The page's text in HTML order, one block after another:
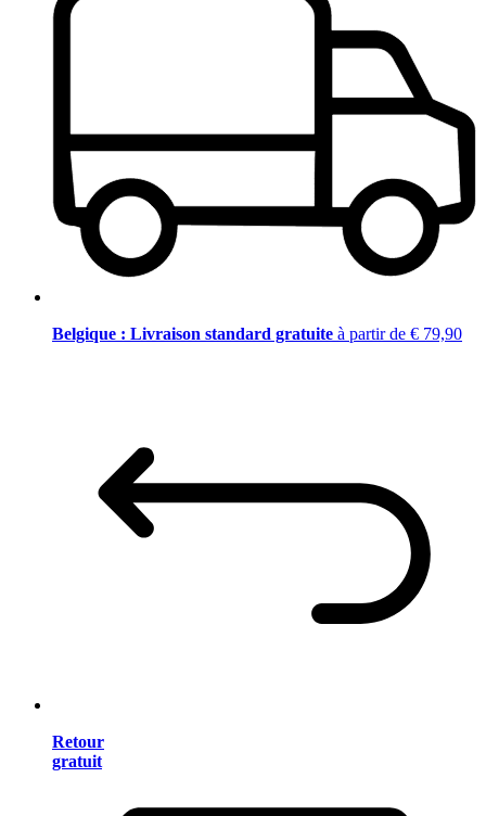
Belgique : Livraison standard gratuite à partir de € 79,90
Retour
gratuit